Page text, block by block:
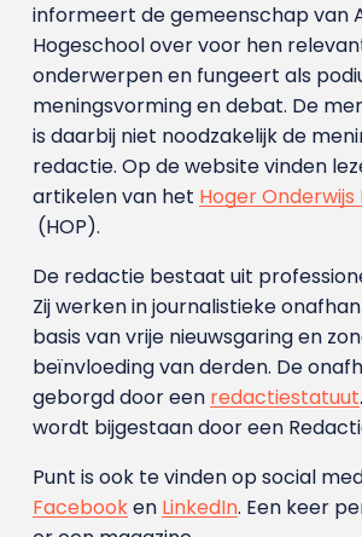
informeert de gemeenschap van
Hogeschool over voor hen
onderwerpen en fungeert als
meningsvorming en debat. De
is daarbij niet noodzakelijk de
redactie. Op de website vinden
artikelen van het Hoger
(HOP).
De redactie bestaat uit
Zij werken in journalistieke
basis van vrije nieuwsgaring en
beïnvloeding van derden. De
geborgd door een redactiestatuut
wordt bijgestaan door een
Punt is ook te vinden op social
Facebooken LinkedIn. Een keer